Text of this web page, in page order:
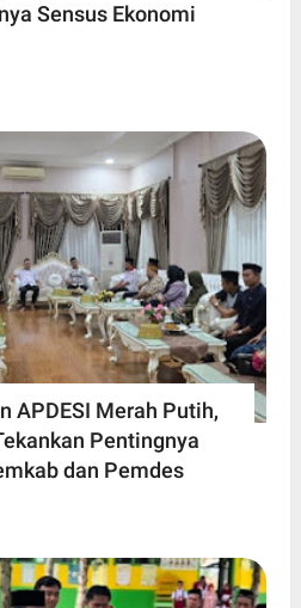
Sensus Ekonomi
APDESI Merah Putih,
Pentingnya
dan Pemdes